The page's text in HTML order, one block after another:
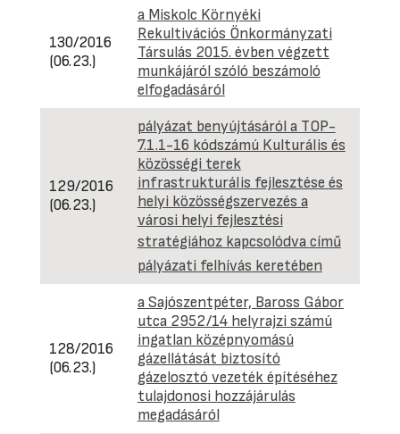
130/2016
(06.23.)
a Miskolc Környéki
Rekultivációs Önkormányzati
Társulás 2015. évben végzett
munkájáról szóló beszámoló
elfogadásáról
129/2016
(06.23.)
pályázat benyújtásáról a TOP-
7.1.1-16 kódszámú Kulturális és
közösségi terek
infrastrukturális fejlesztése és
helyi közösségszervezés a
városi helyi fejlesztési
stratégiához kapcsolódva című
pályázati felhívás keretében
128/2016
(06.23.)
a Sajószentpéter, Baross Gábor
utca 2952/14 helyrajzi számú
ingatlan középnyomású
gázellátását biztosító
gázelosztó vezeték építéséhez
tulajdonosi hozzájárulás
megadásáról